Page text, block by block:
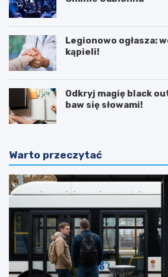
Legionowo ogłasza:
kąpieli!
Odkryj magię black
baw się słowami!
Warto przeczytać